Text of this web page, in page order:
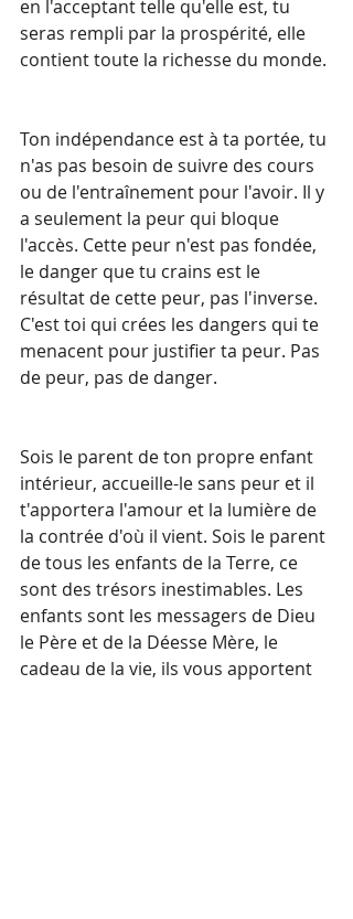
en l'acceptant telle qu'elle est, tu
seras rempli par la prospérité, elle
contient toute la richesse du monde.
Ton indépendance est à ta portée, tu
n'as pas besoin de suivre des cours
ou de l'entraînement pour l'avoir. Il y
a seulement la peur qui bloque
l'accès. Cette peur n'est pas fondée,
le danger que tu crains est le
résultat de cette peur, pas l'inverse.
C'est toi qui crées les dangers qui te
menacent pour justifier ta peur. Pas
de peur, pas de danger.
Sois le parent de ton propre enfant
intérieur, accueille-le sans peur et il
t'apportera l'amour et la lumière de
la contrée d'où il vient. Sois le parent
de tous les enfants de la Terre, ce
sont des trésors inestimables. Les
enfants sont les messagers de Dieu
le Père et de la Déesse Mère, le
cadeau de la vie, ils vous apportent